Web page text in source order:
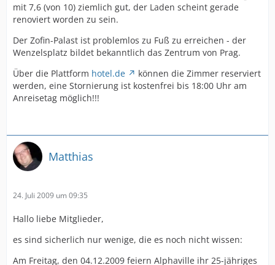
mit 7,6 (von 10) ziemlich gut, der Laden scheint gerade
renoviert worden zu sein.
Der Zofin-Palast ist problemlos zu Fuß zu erreichen - der
Wenzelsplatz bildet bekanntlich das Zentrum von Prag.
Über die Plattform hotel.de
können die Zimmer reserviert
werden, eine Stornierung ist kostenfrei bis 18:00 Uhr am
Anreisetag möglich!!!
Matthias
24. Juli 2009 um 09:35
Hallo liebe Mitglieder,
es sind sicherlich nur wenige, die es noch nicht wissen:
Am Freitag, den 04.12.2009 feiern Alphaville ihr 25-jähriges